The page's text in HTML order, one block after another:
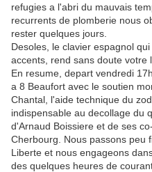
refugies a l'abri du mauvais
recurrents de plomberie nous
rester quelques jours.
Desoles, le clavier espagnol
accents, rend sans doute votre
En resume, depart vendredi
a 8 Beaufort avec le soutien
Chantal, l'aide technique du
indispensable au decollage du
d'Arnaud Boissiere et de ses
Cherbourg. Nous passons peu
Liberte et nous engageons
des quelques heures de